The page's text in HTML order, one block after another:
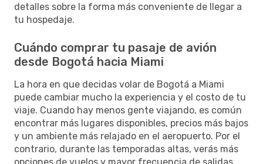
detalles sobre la forma más conveniente de llegar a
tu hospedaje.
Cuándo comprar tu pasaje de avión
desde Bogotá hacia Miami
La hora en que decidas volar de Bogotá a Miami
puede cambiar mucho la experiencia y el costo de tu
viaje. Cuando hay menos gente viajando, es común
encontrar más lugares disponibles, precios más bajos
y un ambiente más relajado en el aeropuerto. Por el
contrario, durante las temporadas altas, verás más